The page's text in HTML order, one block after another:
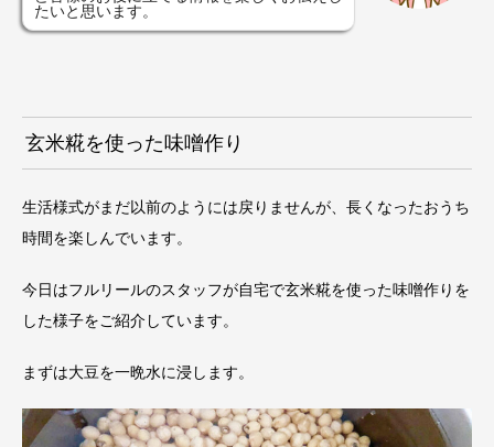
たいと思います。
玄米糀を使った味噌作り
生活様式がまだ以前のようには戻りませんが、長くなったおうち
時間を楽しんでいます。
今日はフルリールのスタッフが自宅で玄米糀を使った味噌作りを
した様子をご紹介しています。
まずは大豆を一晩水に浸します。